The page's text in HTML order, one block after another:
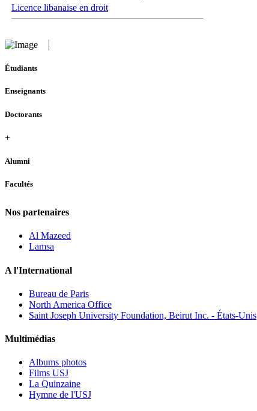
Licence libanaise en droit
Étudiants
Enseignants
Doctorants
+
Alumni
Facultés
Nos partenaires
Al Mazeed
Lamsa
A l'International
Bureau de Paris
North America Office
Saint Joseph University Foundation, Beirut Inc. - États-Unis
Multimédias
Albums photos
Films USJ
La Quinzaine
Hymne de l'USJ